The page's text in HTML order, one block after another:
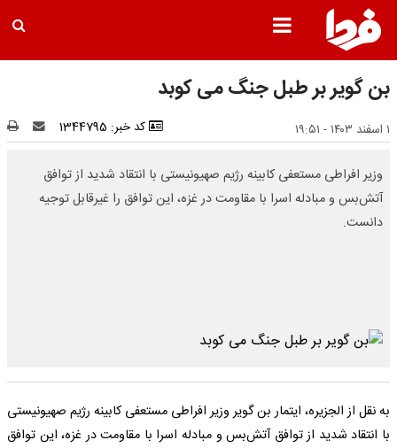
بن گویر بر طبل جنگ می کوبد
۱ اسفند ۱۴۰۳ - ۱۹:۵۱ کد خبر: 1344795
وزیر افراطی مستعفی کابینه رژیم صهیونیستی با انتقاد شدید از توافق
آتش‌بس و مبادله اسرا با مقاومت در غزه، این توافق را غیرقابل توجیه
دانست.
به نقل از الجزیره، ایتمار بن گویر وزیر افراطی مستعفی کابینه رژیم صهیونیستی
با انتقاد شدید از توافق آتش‌بس و مبادله اسرا با مقاومت در غزه، این توافق